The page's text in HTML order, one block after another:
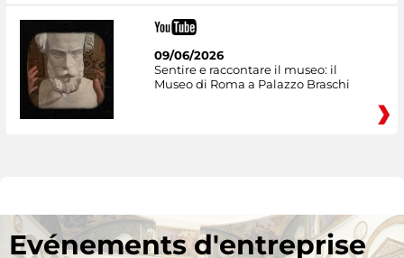
09/06/2026
Sentire e raccontare il museo: il
Museo di Roma a Palazzo Braschi
Evénements d'entreprise